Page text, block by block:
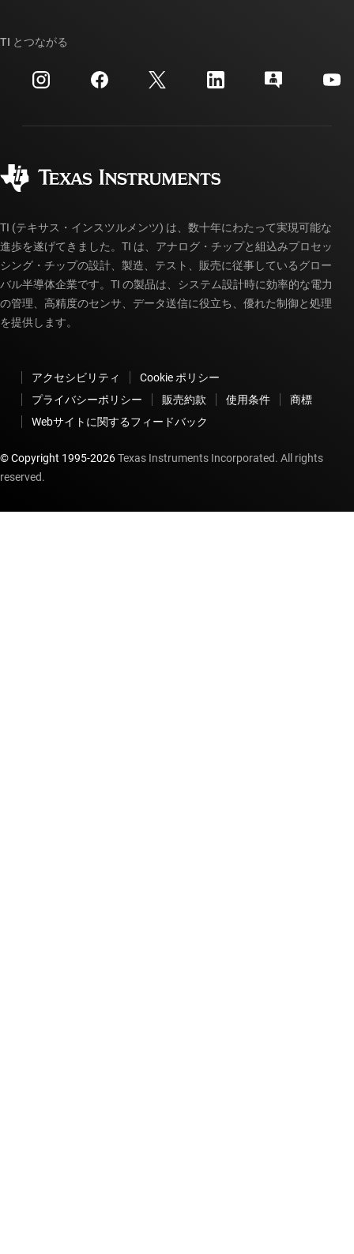
投資家向け情報
製造
クロスリファレンス検索
カスタマー・サポート・センター
myTI アカウントの FAQ
ご注文に関する FAQ
TI とつながる
TI (テキサス・インスツルメンツ) は、数十年にわたって実現可能な
進歩を遂げてきました。TI は、アナログ・チップと組込みプロセッ
シング・チップの設計、製造、テスト、販売に従事しているグロー
バル半導体企業です。TI の製品は、システム設計時に効率的な電力
の管理、高精度のセンサ、データ送信に役立ち、優れた制御と処理
を提供します。
アクセシビリティ
Cookie ポリシー
プライバシーポリシー
販売約款 使用条件
商標
Webサイトに関するフィードバック
© Copyright 1995-2026Texas Instruments Incorporated. All rights
reserved.